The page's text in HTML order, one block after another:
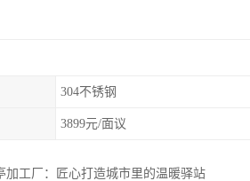
304不锈钢
3899元/面议
加工厂：匠心打造城市里的温暖驿站